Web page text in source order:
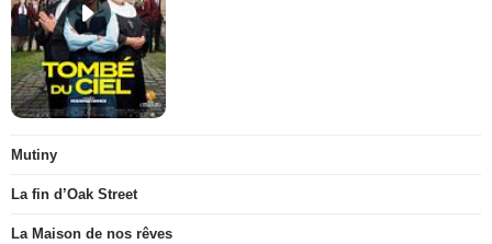
Mutiny
La fin d’Oak Street
La Maison de nos rêves